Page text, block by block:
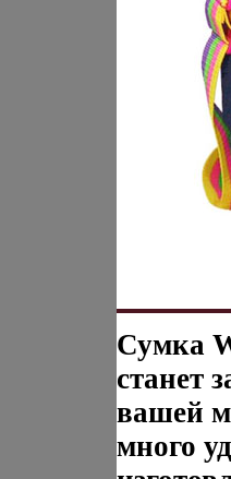
Сумка
станет
вашей
много